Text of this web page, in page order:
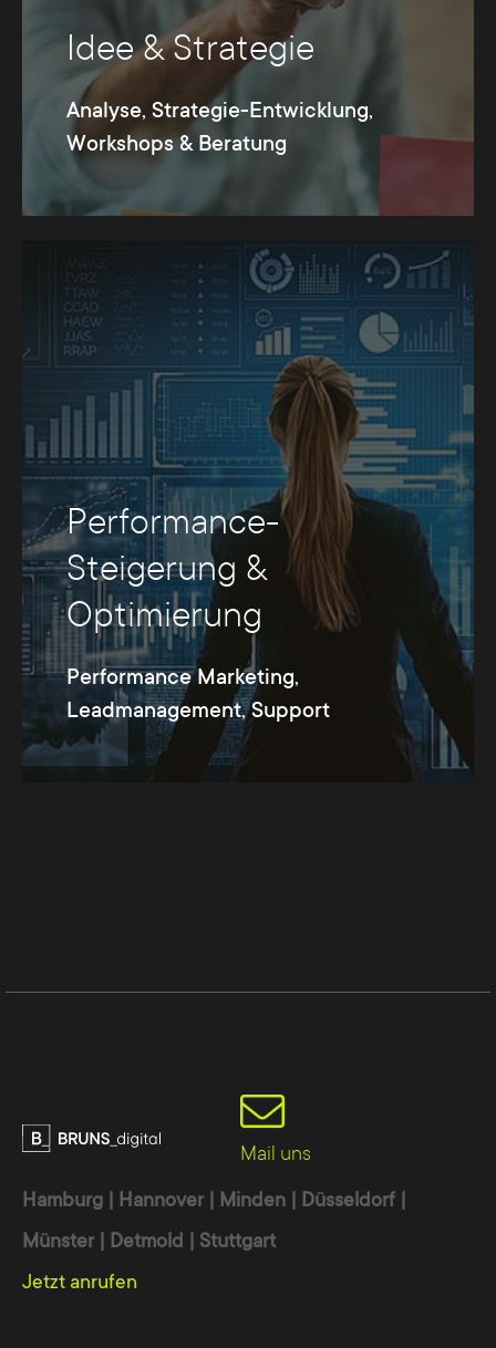
Idee & Strategie
Analyse, Strategie-Entwicklung,
Workshops & Beratung
Performance-
Steigerung &
Optimierung
Performance Marketing,
Leadmanagement, Support
Hamburg | Hannover | Minden | Düsseldorf |
Münster | Detmold | Stuttgart
Jetzt anrufen
Mail uns